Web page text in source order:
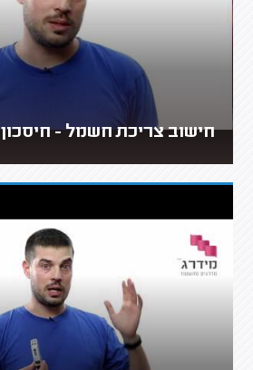
חישוב צריכת חשמל -